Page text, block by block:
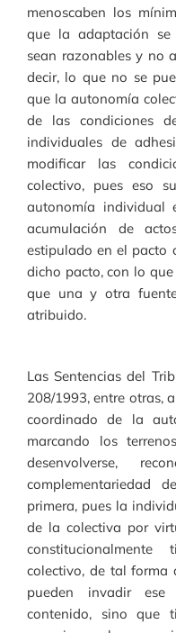
menoscaben los
que la adaptación se
sean razonables y no
decir, lo que no se
que la autonomía
de las condiciones
individuales de
modificar las
colectivo, pues eso
autonomía individual
acumulación de
estipulado en el pacto
dicho pacto, con lo
que una y otra
atribuido.
Las Sentencias del
208/1993, entre otras,
coordinado de la
marcando los
desenvolverse,
complementariedad
primera, pues la
de la colectiva por
colectivo, de tal forma
pueden invadir
contenido, sino que